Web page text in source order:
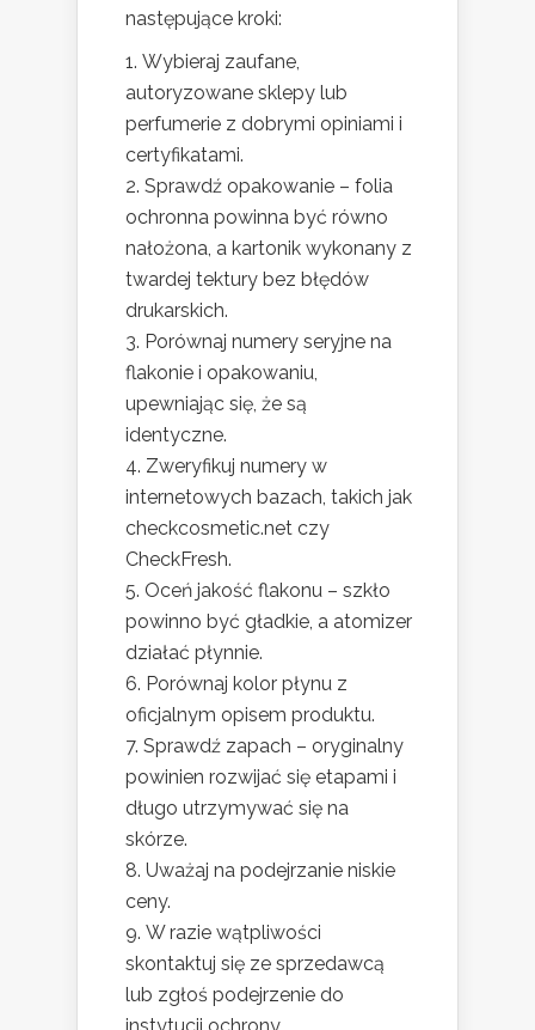
następujące kroki:
Wybieraj zaufane,
autoryzowane sklepy lub
perfumerie z dobrymi opiniami i
certyfikatami.
Sprawdź opakowanie – folia
ochronna powinna być równo
nałożona, a kartonik wykonany z
twardej tektury bez błędów
drukarskich.
Porównaj numery seryjne na
flakonie i opakowaniu,
upewniając się, że są
identyczne.
Zweryfikuj numery w
internetowych bazach, takich jak
checkcosmetic.net czy
CheckFresh.
Oceń jakość flakonu – szkło
powinno być gładkie, a atomizer
działać płynnie.
Porównaj kolor płynu z
oficjalnym opisem produktu.
Sprawdź zapach – oryginalny
powinien rozwijać się etapami i
długo utrzymywać się na
skórze.
Uważaj na podejrzanie niskie
ceny.
W razie wątpliwości
skontaktuj się ze sprzedawcą
lub zgłoś podejrzenie do